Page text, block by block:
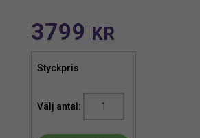
3799 KR
Styckpris
Palm
Konstgjord